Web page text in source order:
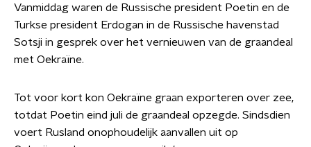
Vanmiddag waren de Russische president Poetin en de
Turkse president Erdogan in de Russische havenstad
Sotsji in gesprek over het vernieuwen van de graandeal
met Oekraïne.
Tot voor kort kon Oekraïne graan exporteren over zee,
totdat Poetin eind juli de graandeal opzegde. Sindsdien
voert Rusland onophoudelijk aanvallen uit op